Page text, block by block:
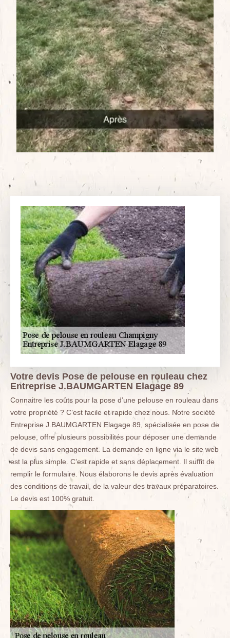
Votre devis Pose de pelouse en rouleau chez
Entreprise J.BAUMGARTEN Elagage 89
Connaitre les coûts pour la pose d’une pelouse en rouleau dans
votre propriété ? C’est facile et rapide chez nous. Notre société
Entreprise J.BAUMGARTEN Elagage 89, spécialisée en pose de
pelouse, offre plusieurs possibilités pour déposer une demande
de devis sans engagement. La demande en ligne via le site web
est la plus simple. C’est rapide et sans déplacement. Il suffit de
remplir le formulaire. Nous élaborons le devis après évaluation
des conditions de travail, de la valeur des travaux préparatoires.
Le devis est 100% gratuit.